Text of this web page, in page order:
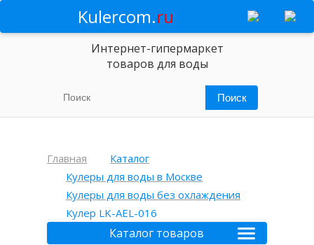
Kulercom.ru
Интернет-гипермаркет
товаров для воды
Главная
Каталог
Кулеры для воды в Москве
Кулеры для воды без охлаждения
Кулер LK-AEL-016
Каталог товаров